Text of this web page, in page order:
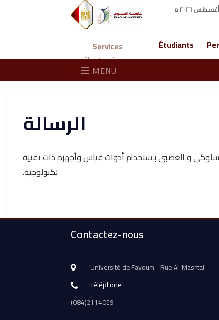
Services
électroniques
Étudiants
MENU
الرسالة
و العصبى باستخدام أدوات قياس وأجهزة ذات تقنية
تكنولوجية.
Contactez-nous
Université de Fayoum - Rue Al-Mashtal
Téléphone
(084)2114059